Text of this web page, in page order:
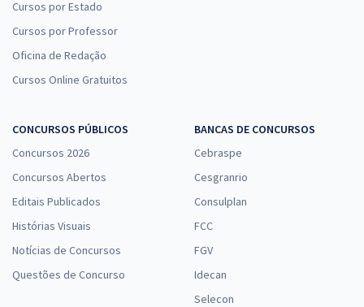
Cursos por Estado
Cursos por Professor
Oficina de Redação
Cursos Online Gratuitos
CONCURSOS PÚBLICOS
Concursos 2026
Concursos Abertos
Editais Publicados
Histórias Visuais
Notícias de Concursos
Questões de Concurso
BANCAS DE CONCURSOS
Cebraspe
Cesgranrio
Consulplan
FCC
FGV
Idecan
Selecon